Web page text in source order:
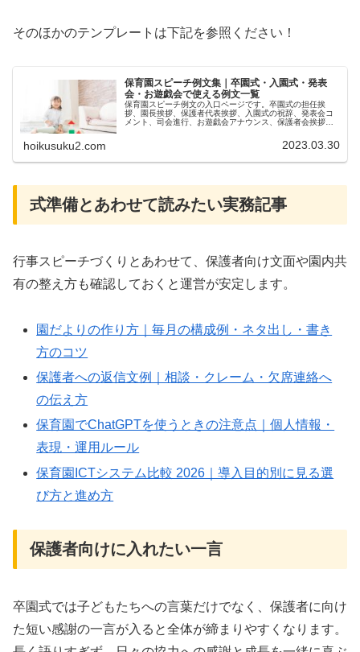
そのほかのテンプレートは下記を参照ください！
保育園スピーチ例文集｜卒園式・入園式・発表
会・お遊戯会で使える例文一覧
保育園スピーチ例文の入口ページです。卒園式の担任挨
拶、園長挨拶、保護者代表挨拶、入園式の祝辞、発表会コ
メント、司会進行、お遊戯会アナウンス、保護者会挨拶を
hoikusuku2.com 2023.03.30
式準備とあわせて読みたい実務記事
行事スピーチづくりとあわせて、保護者向け文面や園内共
有の整え方も確認しておくと運営が安定します。
園だよりの作り方｜毎月の構成例・ネタ出し・書き
方のコツ
保護者への返信文例｜相談・クレーム・欠席連絡へ
の伝え方
保育園でChatGPTを使うときの注意点｜個人情報・
表現・運用ルール
保育園ICTシステム比較 2026｜導入目的別に見る選
び方と進め方
保護者向けに入れたい一言
卒園式では子どもたちへの言葉だけでなく、保護者に向け
た短い感謝の一言が入ると全体が締まりやすくなります。